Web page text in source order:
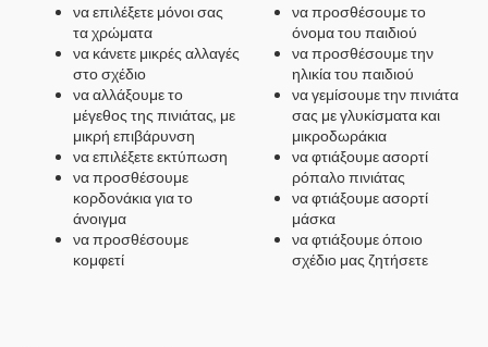
να επιλέξετε μόνοι σας
τα χρώματα
να κάνετε μικρές αλλαγές
στο σχέδιο
να αλλάξουμε το
μέγεθος της πινιάτας, με
μικρή επιβάρυνση
να επιλέξετε εκτύπωση
να προσθέσουμε
κορδονάκια για το
άνοιγμα
να προσθέσουμε
κομφετί
να προσθέσουμε το
όνομα του παιδιού
να προσθέσουμε την
ηλικία του παιδιού
να γεμίσουμε την πινιάτα
σας με γλυκίσματα και
μικροδωράκια
να φτιάξουμε ασορτί
ρόπαλο πινιάτας
να φτιάξουμε ασορτί
μάσκα
να φτιάξουμε όποιο
σχέδιο μας ζητήσετε